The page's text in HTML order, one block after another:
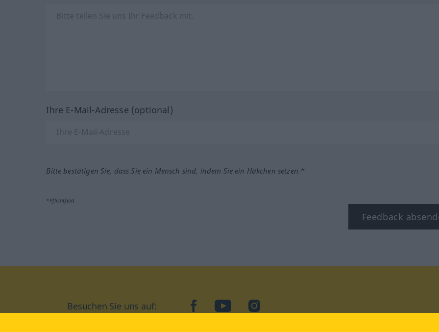
Ihre E-Mail-Adresse (optional)
Bitte bestätigen Sie, dass Sie ein Mensch sind, indem Sie ein Häkchen setzen.*
*Pflichtfeld
Feedback
Besuchen Sie uns auf: facebookYouTubeInstagram